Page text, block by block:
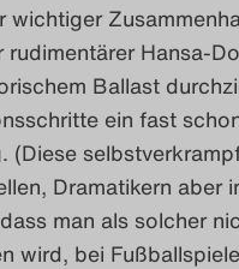
wichtiger
rudimentärer Hansa-
Ballast
ein fast
(Diese
Dramatikern aber
man als solcher
wird, bei